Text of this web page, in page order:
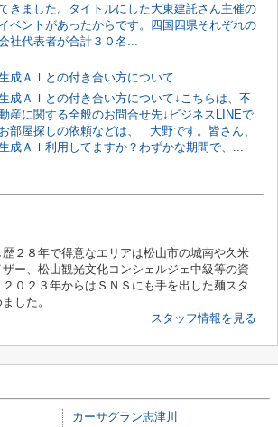
きました。タイトルにした大東建託さん主催の
イベントがあったからです。四国四県それぞれの
社代表者が合計３０名...
成ＡＩとの付き合い方について
成ＡＩとの付き合い方について↓こちらは、不
産に関する全般のお問合せ先↓ビジネスLINEで
お部屋探しの依頼などは、 大野です。皆さん、
成ＡＩ利用してますか？わずかな期間で、...
２８年で得意なエリアは松山市の城南や久米
ー、松山観光文化コンシェルジェ中級等の資
０２３年からはＳＮＳにも手を出した麺スタ
した。
スタッフ情報を見る
カーサグラン志津川